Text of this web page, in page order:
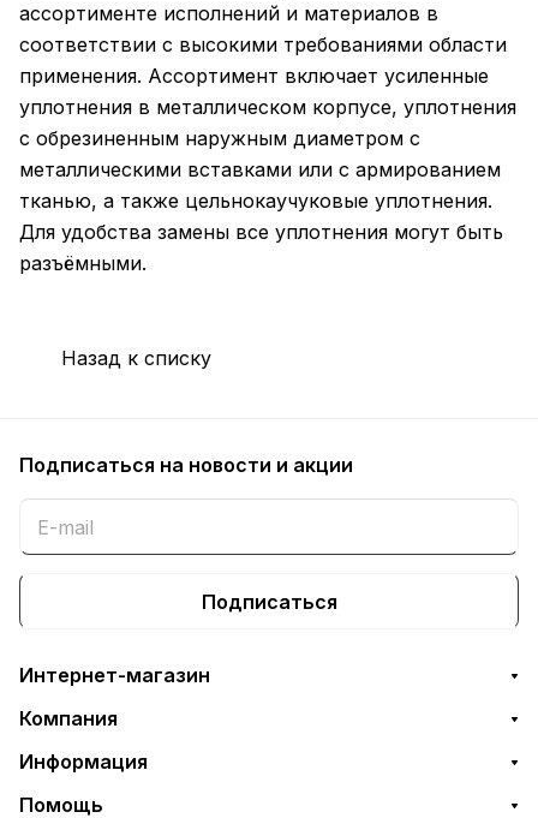
ассортименте исполнений и материалов в
соответствии с высокими требованиями области
применения. Ассортимент включает усиленные
уплотнения в металлическом корпусе, уплотнения
с обрезиненным наружным диаметром с
металлическими вставками или с армированием
тканью, а также цельнокаучуковые уплотнения.
Для удобства замены все уплотнения могут быть
разъёмными.
Назад к списку
Подписаться на новости и акции
Подписаться
Интернет-магазин
Компания
Информация
Помощь